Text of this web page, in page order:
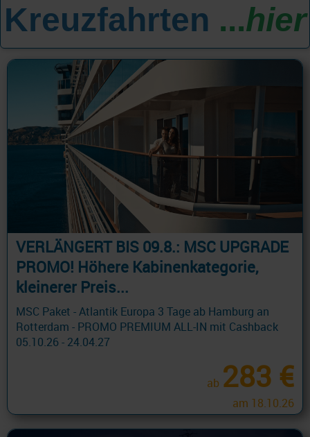
Kreuzfahrten ...hier
VERLÄNGERT BIS 09.8.: MSC UPGRADE
PROMO! Höhere Kabinenkategorie,
kleinerer Preis...
MSC Paket - Atlantik Europa 3 Tage ab Hamburg an
Rotterdam - PROMO PREMIUM ALL-IN mit Cashback
05.10.26 - 24.04.27
ab 283 €
am 18.10.26